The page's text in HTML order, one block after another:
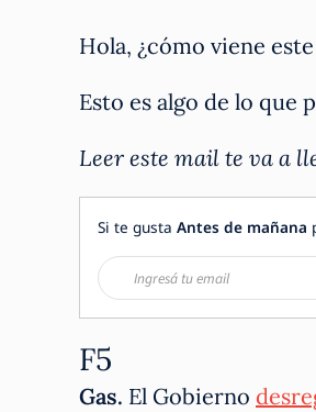
Hola, ¿cómo viene
Esto es algo de lo que
Leer este mail te va a
Si te gusta Antes de mañana
F5
Gas. El Gobierno